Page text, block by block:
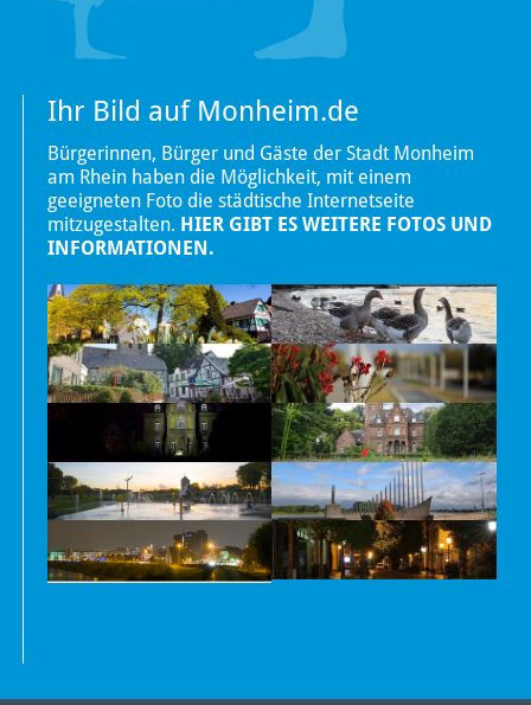
Ihr Bild auf Monheim.de
Bürgerinnen, Bürger und Gäste der Stadt Monheim
am Rhein haben die Möglichkeit, mit einem
geeigneten Foto die städtische Internetseite
mitzugestalten. HIER GIBT ES WEITERE FOTOS UND
INFORMATIONEN.